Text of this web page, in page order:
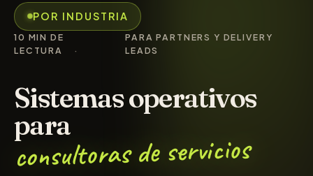
POR INDUSTRIA
10 MIN DE
LECTURA
PARA PARTNERS Y DELIVERY
LEADS
Sistemas operativos
para
consultoras de servicios